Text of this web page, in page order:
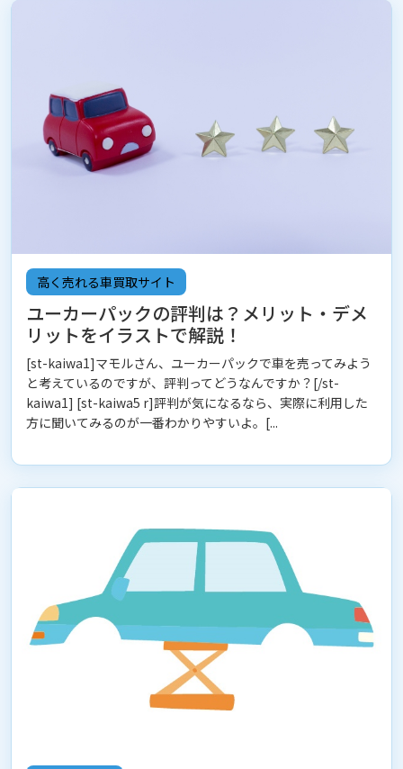
高く売れる車買取サイト
ユーカーパックの評判は？メリット・デメ
リットをイラストで解説！
[st-kaiwa1]マモルさん、ユーカーパックで車を売ってみよう
と考えているのですが、評判ってどうなんですか？[/st-
kaiwa1] [st-kaiwa5 r]評判が気になるなら、実際に利用した
方に聞いてみるのが一番わかりやすいよ。[...